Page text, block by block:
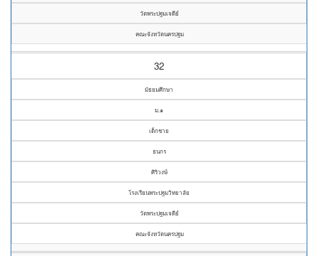
วัดพระปฐมเจดีย์
คณะจังหวัดนครปฐม
32
มัธยมศึกษา
ม.๑
เด็กชาย
ธนกร
ศิริวงษ์
โรงเรียนพระปฐมวิทยาลัย
วัดพระปฐมเจดีย์
คณะจังหวัดนครปฐม